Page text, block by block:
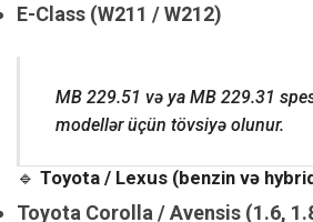
E-Class (W211 / W212)
MB 229.51 və ya MB 229.31
modellər üçün tövsiyə olunur.
🔹 Toyota / Lexus (benzin və
Toyota Corolla / Avensis (1.6,